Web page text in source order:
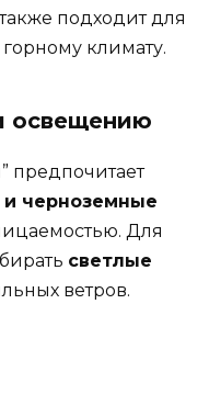
подходит для
климату.
освещению
предпочитает
и черноземные
Для
светлые
ветров.